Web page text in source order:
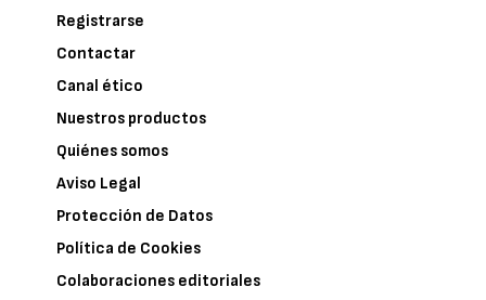
Registrarse
Contactar
Canal ético
Nuestros productos
Quiénes somos
Aviso Legal
Protección de Datos
Política de Cookies
Colaboraciones editoriales